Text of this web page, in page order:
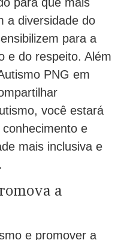
a diversidade do
para a
e do respeito. Além
PNG em
você estará
e
mais inclusiva e
a
e promover a